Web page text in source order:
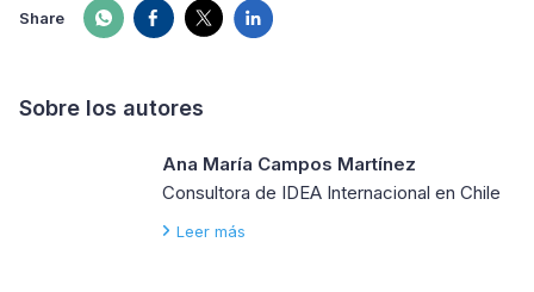
Share
Sobre los autores
Ana María Campos Martínez
Consultora de IDEA Internacional en Chile
Leer más